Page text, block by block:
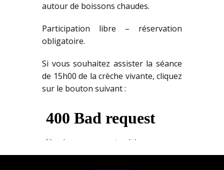
autour de boissons chaudes.
Participation libre – réservation
obligatoire.
Si vous souhaitez assister la séance
de 15h00 de la crèche vivante, cliquez
sur le bouton suivant :